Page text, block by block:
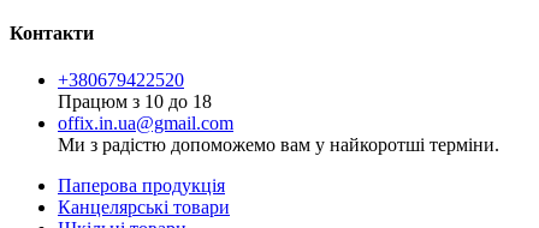
Контакти
+380679422520
Працюм з 10 до 18
offix.in.ua@gmail.com
Ми з радістю допоможемо вам у найкоротші терміни.
Паперова продукція
Канцелярські товари